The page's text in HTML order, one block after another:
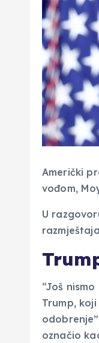
Američki
vođom,
U
“Još
Trump,
označio